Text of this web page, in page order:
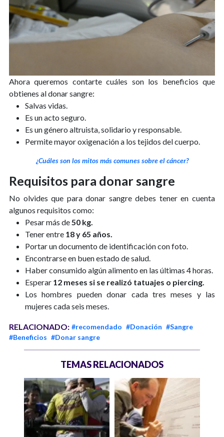
Ahora queremos contarte cuáles son los beneficios que
obtienes al donar sangre:
Salvas vidas.
Es un acto seguro.
Es un género altruista, solidario y responsable.
Permite mayor oxigenación a los tejidos del cuerpo.
¿Cuáles son los mitos más comunes sobre el cáncer?
Requisitos para donar sangre
No olvides que para donar sangre debes tener en cuenta
algunos requisitos como:
Pesar más de 50 kg.
Tener entre 18 y 65 años.
Portar un documento de identificación con foto.
Encontrarse en buen estado de salud.
Haber consumido algún alimento en las últimas 4 horas.
Esperar 12 meses si se realizó tatuajes o piercing.
Los hombres pueden donar cada tres meses y las
mujeres cada seis meses.
RELACIONADO: #recomendado #Donación #Sangre
#Beneficios #Donar sangre
TEMAS RELACIONADOS